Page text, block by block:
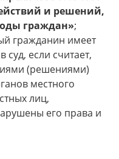
и решений,
граждан»;
гражданин имеет
суд, если считает,
(решениями)
местного
лиц,
его права и